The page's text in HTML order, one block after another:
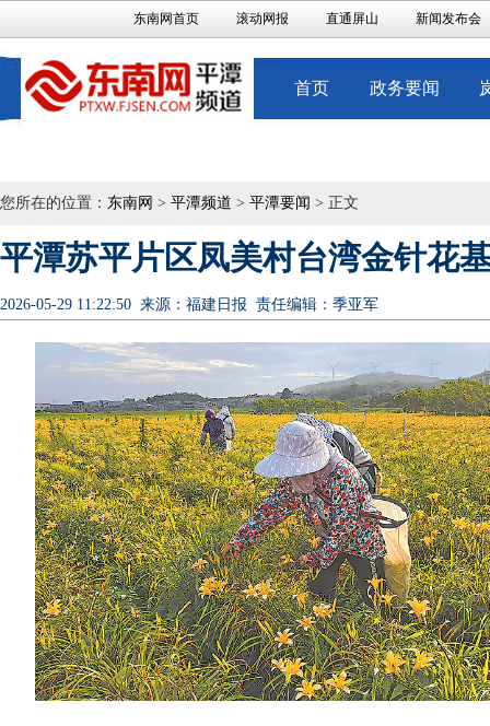
东南网首页 滚动网报 直通屏山 新闻发布会
首页 政务要闻
您所在的位置： 东南网 > 平潭频道 > 平潭要闻 > 正文
平潭苏平片区凤美村台湾金针花
2026-05-29 11:22:50 来源：福建日报 责任编辑：季亚军